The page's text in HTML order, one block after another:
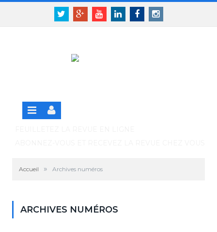
Panneau de gestion des cookies
TwitterGoogle+YoutubeLinkedinFacebookInstagram
SE CONNECTER
Accueil » Archives numéros
ARCHIVES NUMÉROS